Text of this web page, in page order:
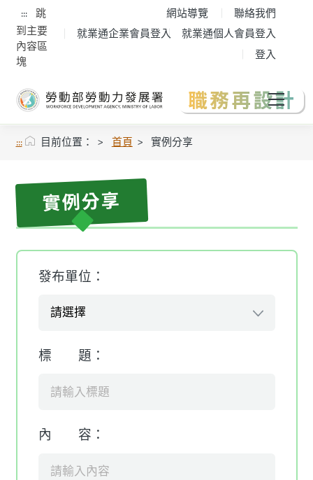
:::
跳
到主要
內容區
塊
網站導覽
聯絡我們
就業通企業會員登入
就業通個人會員登入
登入
::: 目前位置： 首頁 實例分享
實例分享
發布單位：
標 題：
內 容：